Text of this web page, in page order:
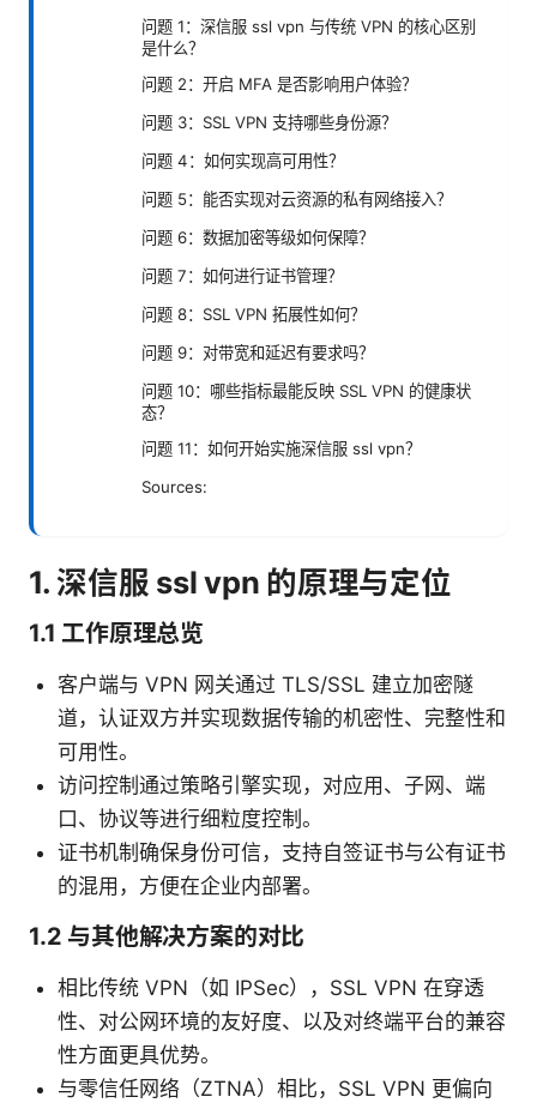
问题 1：深信服 ssl vpn 与传统 VPN 的核心区别
是什么？
问题 2：开启 MFA 是否影响用户体验？
问题 3：SSL VPN 支持哪些身份源？
问题 4：如何实现高可用性？
问题 5：能否实现对云资源的私有网络接入？
问题 6：数据加密等级如何保障？
问题 7：如何进行证书管理？
问题 8：SSL VPN 拓展性如何？
问题 9：对带宽和延迟有要求吗？
问题 10：哪些指标最能反映 SSL VPN 的健康状
态？
问题 11：如何开始实施深信服 ssl vpn？
Sources:
1. 深信服 ssl vpn 的原理与定位
1.1 工作原理总览
客户端与 VPN 网关通过 TLS/SSL 建立加密隧
道，认证双方并实现数据传输的机密性、完整性和
可用性。
访问控制通过策略引擎实现，对应用、子网、端
口、协议等进行细粒度控制。
证书机制确保身份可信，支持自签证书与公有证书
的混用，方便在企业内部署。
1.2 与其他解决方案的对比
相比传统 VPN（如 IPSec），SSL VPN 在穿透
性、对公网环境的友好度、以及对终端平台的兼容
性方面更具优势。
与零信任网络（ZTNA）相比，SSL VPN 更偏向